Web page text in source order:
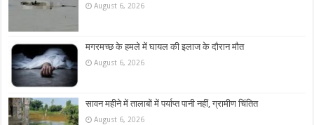
August 6, 2026
मगरमच्छ के हमले में घायल की इलाज के दौरान मौत
August 6, 2026
सावन महीने में तालाबों में पर्याप्त पानी नहीं, ग्रामीण चिंतित
August 6, 2026